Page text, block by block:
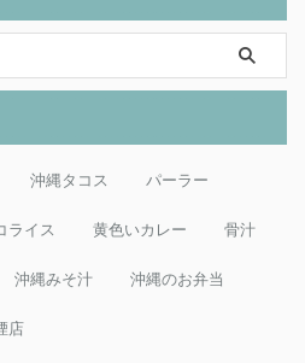
沖縄タコス パーラー
ライス 黄色いカレー 骨汁
沖縄みそ汁 沖縄のお弁当
店